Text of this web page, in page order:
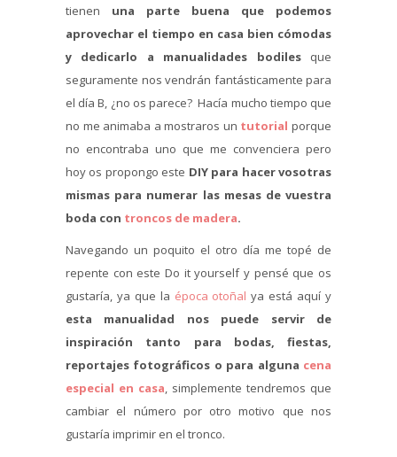
tienen una parte buena que podemos
aprovechar el tiempo en casa bien cómodas
y dedicarlo a manualidades bodilesque
seguramente nos vendrán fantásticamente para
el día B, ¿no os parece? Hacía mucho tiempo que
no me animaba a mostraros un tutorialporque
no encontraba uno que me convenciera pero
hoy os propongo este DIY para hacer vosotras
mismas para numerar las mesas de vuestra
boda con troncos de madera.
Navegando un poquito el otro día me topé de
repente con este Do it yourself y pensé que os
gustaría, ya que la época otoñal ya está aquí y
esta manualidad nos puede servir de
inspiración tanto para bodas, fiestas,
reportajes fotográficos o para alguna cena
especial en casa, simplemente tendremos que
cambiar el número por otro motivo que nos
gustaría imprimir en el tronco.